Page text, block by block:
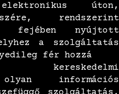
úton,
rendszerint
fejében nyújtott
a szolgáltatás
fér hozzá
kereskedelmi
információs